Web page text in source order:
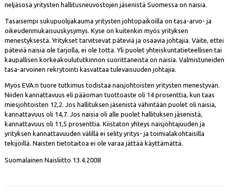
neljäsosa yritysten hallitusneuvostojen jäsenistä Suomessa on naisia.
Tasaisempi sukupuolijakauma yritysten johtopaikoilla on tasa-arvo- ja
oikeudenmukaisuuskysymys. Kyse on kuitenkin myös yrityksen
menestyksestä. Yritykset tarvitsevat päteviä ja osaavia johtajia. Väite, ettei
päteviä naisia ole tarjolla, ei ole totta. Yli puolet yhteiskuntatieteellisen tai
kaupallisen korkeakoulututkinnon suorittaneista on naisia. Valmistuneiden
tasa-arvoinen rekrytointi kasvattaa tulevaisuuden johtajia.
Myös EVA:n tuore tutkimus todistaa naisjohtoisten yritysten menestyvän.
Niiden kannattavuus eli pääoman tuottoaste oli 14 prosenttia, kun taas
miesjohtoisten 12,2. Jos hallituksen jäsenistä vähintään puolet oli naisia,
kannattavuus oli 14,7. Jos naisia oli alle puolet hallituksen jäsenistä,
kannattavuus oli 11,5 prosenttia. Kiistaton yhteys naisjohtajuuden ja
yrityksen kannattavuuden välillä ei selity yritys- ja toimialakohtaisilla
tekijöillä. Naisten tietotaitoa ei ole varaa jättää käyttämättä.
Suomalainen Naisliitto 13.4.2008